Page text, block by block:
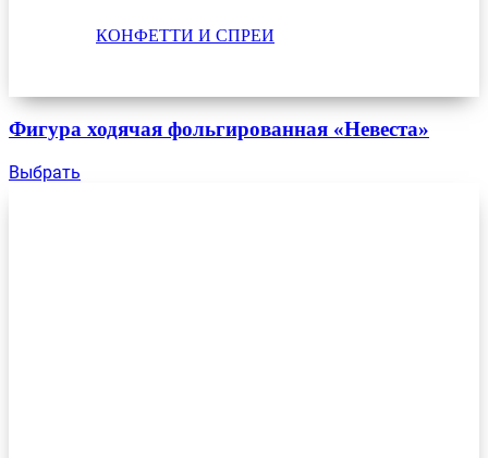
КОНФЕТТИ И СПРЕИ
Фигура ходячая фольгированная «Невеста»
Выбрать